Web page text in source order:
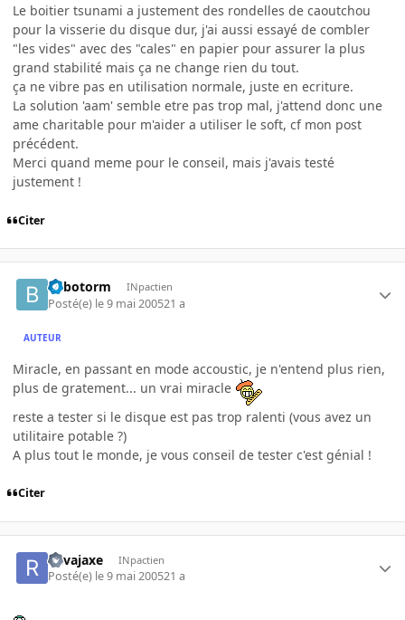
Le boitier tsunami a justement des rondelles de caoutchou
pour la visserie du disque dur, j'ai aussi essayé de combler
"les vides" avec des "cales" en papier pour assurer la plus
grand stabilité mais ça ne change rien du tout.
ça ne vibre pas en utilisation normale, juste en ecriture.
La solution 'aam' semble etre pas trop mal, j'attend donc une
ame charitable pour m'aider a utiliser le soft, cf mon post
précédent.
Merci quand meme pour le conseil, mais j'avais testé
justement !
Citer
Bilbotorm INpactien
Posté(e) le 9 mai 200521 a
AUTEUR
Miracle, en passant en mode accoustic, je n'entend plus rien,
plus de gratement... un vrai miracle
reste a tester si le disque est pas trop ralenti (vous avez un
utilitaire potable ?)
A plus tout le monde, je vous conseil de tester c'est génial !
Citer
Ravajaxe INpactien
Posté(e) le 9 mai 200521 a